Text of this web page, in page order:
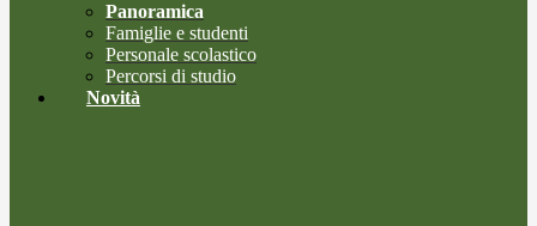
Panoramica
Famiglie e studenti
Personale scolastico
Percorsi di studio
Novità